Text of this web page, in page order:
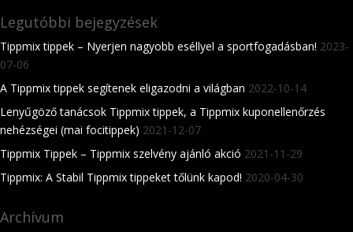
Legutóbbi bejegyzések
Tippmix tippek – Nyerjen nagyobb eséllyel a sportfogadásban! 2023-
07-06
A Tippmix tippek segítenek eligazodni a világban 2022-10-14
Lenyűgöző tanácsok Tippmix tippek, a Tippmix kuponellenőrzés
nehézségei (mai focitippek) 2021-12-07
Tippmix Tippek – Tippmix szelvény ajánló akció 2021-11-29
Tippmix: A Stabil Tippmix tippeket tőlünk kapod! 2020-04-30
Archívum